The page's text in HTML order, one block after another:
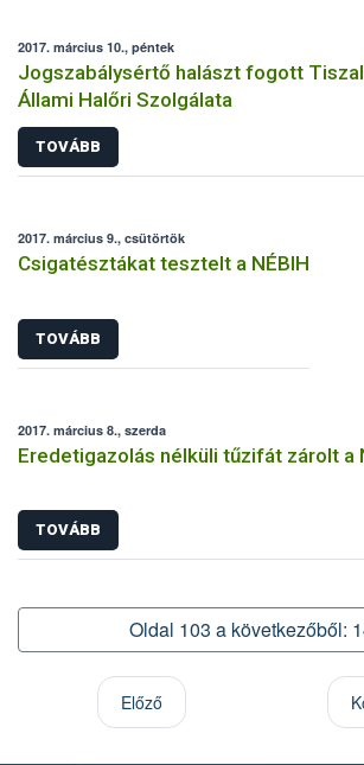
2017. március 10., péntek
Jogszabálysértő halászt fogott
Állami Halőri Szolgálata
TOVÁBB
2017. március 9., csütörtök
Csigatésztákat tesztelt a NÉBIH
TOVÁBB
2017. március 8., szerda
Eredetigazolás nélküli tűzifát zárolt a
TOVÁBB
Oldal 103 a következőből:
Előző